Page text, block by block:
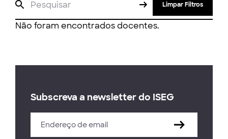
Limpar Filtros
Não foram encontrados docentes.
Subscreva a newsletter do ISEG